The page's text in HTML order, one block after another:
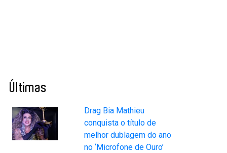
Últimas
Drag Bia Mathieu
conquista o título de
melhor dublagem do ano
no ‘Microfone de Ouro’